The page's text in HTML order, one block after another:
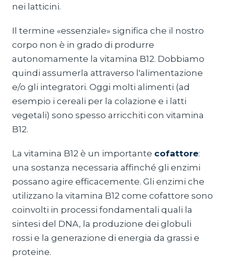
nei latticini.
Il termine «essenziale» significa che il nostro
corpo non è in grado di produrre
autonomamente la vitamina B12. Dobbiamo
quindi assumerla attraverso l'alimentazione
e/o gli integratori. Oggi molti alimenti (ad
esempio i cereali per la colazione e i latti
vegetali) sono spesso arricchiti con vitamina
B12.
La vitamina B12 è un importante cofattore:
una sostanza necessaria affinché gli enzimi
possano agire efficacemente. Gli enzimi che
utilizzano la vitamina B12 come cofattore sono
coinvolti in processi fondamentali quali la
sintesi del DNA, la produzione dei globuli
rossi e la generazione di energia da grassi e
proteine.